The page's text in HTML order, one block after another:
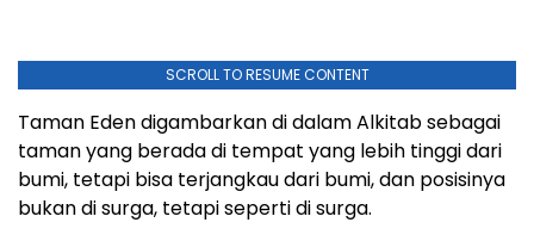
SCROLL TO RESUME CONTENT
Taman Eden digambarkan di dalam Alkitab sebagai
taman yang berada di tempat yang lebih tinggi dari
bumi, tetapi bisa terjangkau dari bumi, dan posisinya
bukan di surga, tetapi seperti di surga.